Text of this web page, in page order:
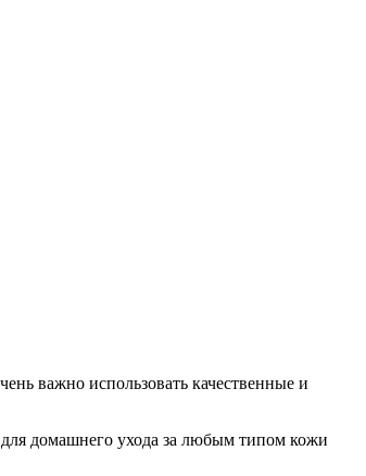
важно использовать качественные и
домашнего ухода за любым типом кожи